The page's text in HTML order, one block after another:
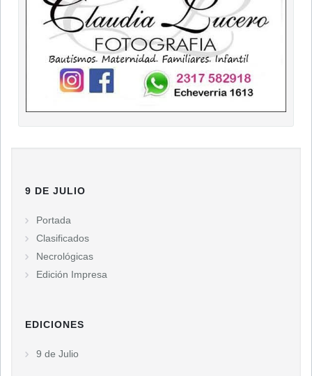
9 DE JULIO
Portada
Clasificados
Necrológicas
Edición Impresa
EDICIONES
9 de Julio